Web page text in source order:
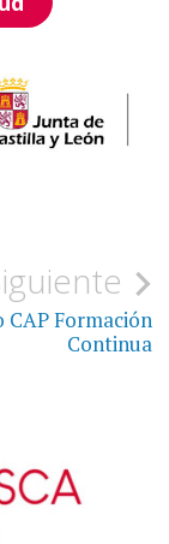
CAP Formación
Continua